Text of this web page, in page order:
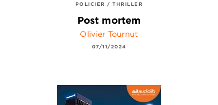
POLICIER / THRILLER
Post mortem
Olivier Tournut
07/11/2024